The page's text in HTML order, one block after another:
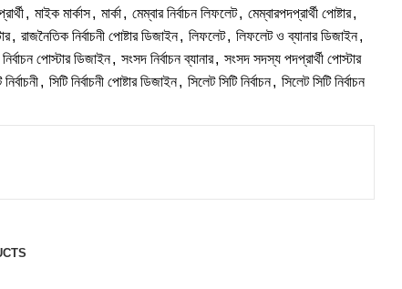
, মাইক মার্কাস, মার্কা, মেম্বার নির্বাচন লিফলেট, মেম্বারপদপ্রার্থী পোষ্টার,
, রাজনৈতিক নির্বাচনী পোষ্টার ডিজাইন, লিফলেট, লিফলেট ও ব্যানার ডিজাইন,
পোস্টার ডিজাইন, সংসদ নির্বাচন ব্যানার, সংসদ সদস্য পদপ্রার্থী পোস্টার
নির্বাচনী, সিটি নির্বাচনী পোষ্টার ডিজাইন, সিলেট সিটি নির্বাচন, সিলেট সিটি নির্বাচন